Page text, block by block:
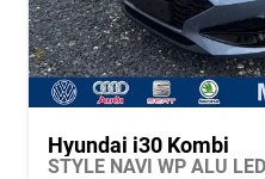
Hyundai i30 Kombi
STYLE NAVI WP ALU